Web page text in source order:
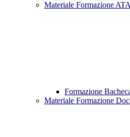
Materiale Formazione ATA
Formazione
Materiale Formazione